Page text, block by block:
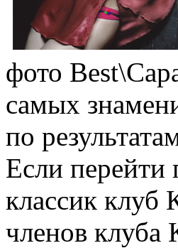
фото
самых
по
Если перейти
классик клуб
членов клуба